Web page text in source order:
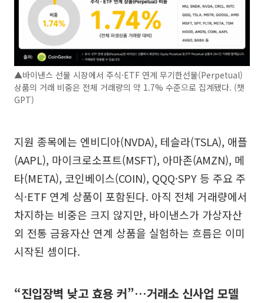
▲바이낸스 선물 시장에서 주식·ETF 연계 무기한선물(Perpetual)
상품의 거래 비중은 전체 거래량의 약 1.7% 수준으로 집계됐다. (챗
GPT)
지원 종목에는 엔비디아(NVDA), 테슬라(TSLA), 애플
(AAPL), 마이크로소프트(MSFT), 아마존(AMZN), 메
타(META), 코인베이스(COIN), QQQ·SPY 등 주요 주
식·ETF 연계 상품이 포함된다. 아직 전체 거래량에서
차지하는 비중은 크지 않지만, 바이낸스가 가상자산
외 전통 금융자산 연계 상품을 실험하는 흐름은 이미
시작된 셈이다.
“진입장벽 낮고 효용 커”…거래소 신사업 모델